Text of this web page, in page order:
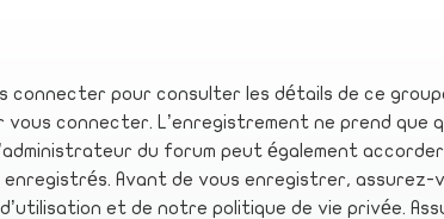
connecter pour consulter les détails de ce
connecter. L’enregistrement ne prend que
du forum peut également accorder
Avant de vous enregistrer, assurez-
et de notre politique de vie privée.